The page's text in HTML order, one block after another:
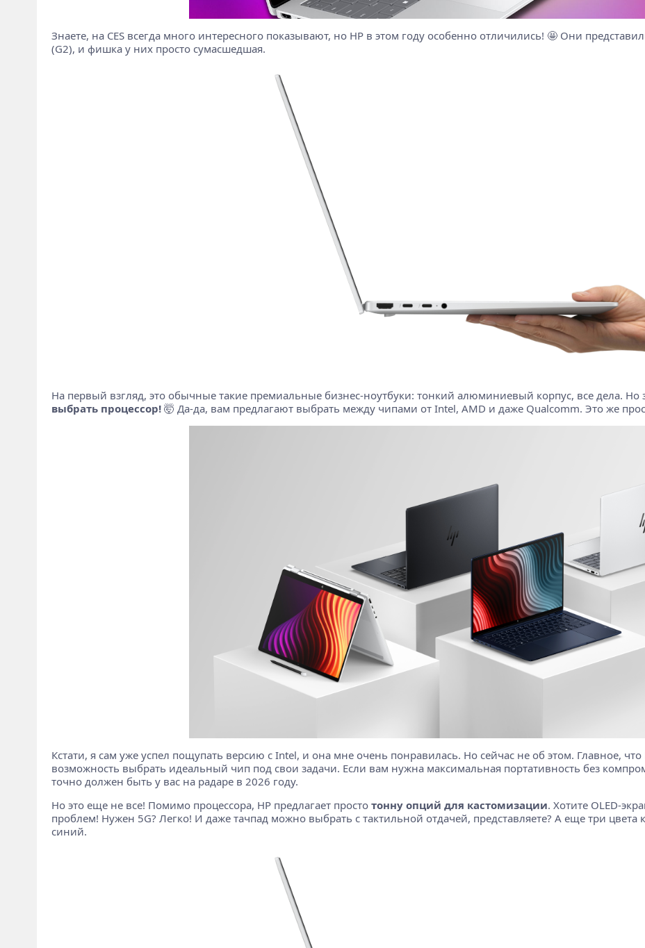
Знаете, на CES всегда много интересного показывают, но HP в этом году особенно отличились! 🤩 Они
(G2), и фишка у них просто сумасшедшая.
На первый взгляд, это обычные такие премиальные бизнес-ноутбуки: тонкий алюминиевый корпус, все дела. Но
выбрать процессор!🤯 Да-да, вам предлагают выбрать между чипами от Intel, AMD и даже Qualcomm. Это же
Кстати, я сам уже успел пощупать версию с Intel, и она мне очень понравилась. Но сейчас не об этом. Главное,
возможность выбрать идеальный чип под свои задачи. Если вам нужна максимальная портативность без
точно должен быть у вас на радаре в 2026 году.
Но это еще не все! Помимо процессора, HP предлагает просто тонну опций для кастомизации. Хотите OLED-
проблем! Нужен 5G? Легко! И даже тачпад можно выбрать с тактильной отдачей, представляете? А еще три
синий.